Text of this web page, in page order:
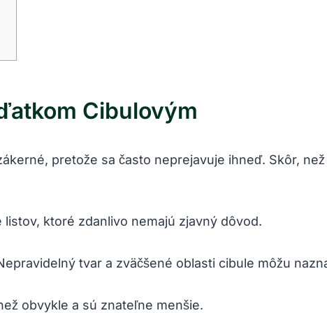
Cibulovým
pretože sa často‌ neprejavuje ihneď. Skôr,⁢
ktoré‌ zdanlivo⁤ nemajú zjavný dôvod.
tvar a zväčšené ⁤oblasti cibule‍ môžu
‍obvykle a sú znateľne menšie.